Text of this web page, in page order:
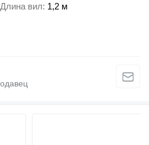
Длина вил 1,2 м